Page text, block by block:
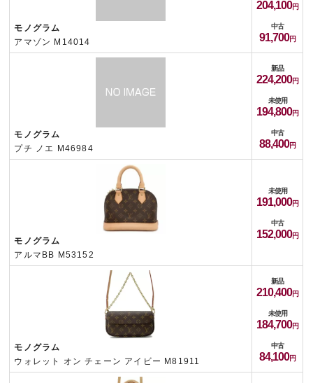
モノグラム
アマゾン M14014
204,100
中古
91,700
モノグラム
プチ ノエ M46984
新品
224,200
未使用
194,800
中古
88,400
モノグラム
アルマBB M53152
未使用
191,000
中古
152,000
モノグラム
ウォレット オン チェーン アイビー M81911
新品
210,400
未使用
184,700
中古
84,100